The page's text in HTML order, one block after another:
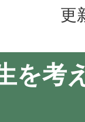
更
を考